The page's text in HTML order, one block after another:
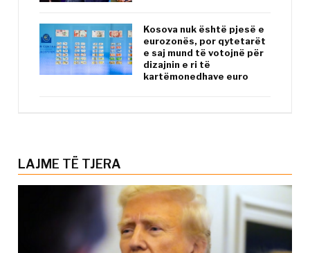
Kosova nuk është pjesë e
eurozonës, por qytetarët
e saj mund të votojnë për
dizajnin e ri të
kartëmonedhave euro
LAJME TË TJERA